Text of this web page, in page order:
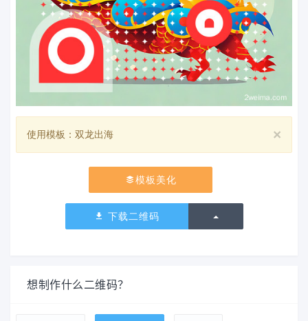
×
使用模板：双龙出海
模板美化
下载二维码 切换下拉列表
想制作什么二维码？